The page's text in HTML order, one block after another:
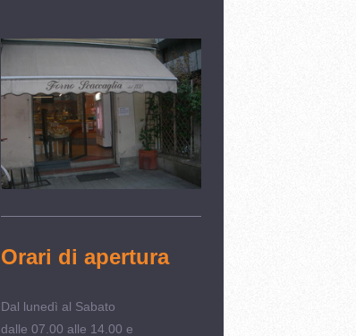
Orari di apertura
Dal lunedì al Sabato
dalle 07.00 alle 14.00 e